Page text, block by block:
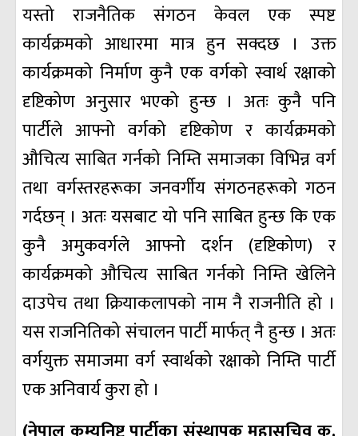
यस्तो राजनैतिक संगठन केवल एक स्पष्ट
कार्यक्रमको आधारमा मात्र हुन सक्दछ । उक्त
कार्यक्रमको निर्माण कुनै एक वर्गको स्वार्थ रक्षाको
दृष्टिकोण अनुसार भएको हुन्छ । अतः कुनै पनि
पार्टीले आफ्नो वर्गको दृष्टिकोण र कार्यक्रमको
औचित्य साबित गर्नको निम्ति समाजका विभिन्न वर्ग
तथा वर्गस्तरहरूका जनवर्गीय संगठनहरूको गठन
गर्दछन् । अतः यसबाट यो पनि साबित हुन्छ कि एक
कुनै अमुकवर्गले आफ्नो दर्शन (दृष्टिकोण) र
कार्यक्रमको औचित्य साबित गर्नको निम्ति खेलिने
दाउपेच तथा क्रियाकलापको नाम नै राजनीति हो ।
यस राजनितिको संचालन पार्टी मार्फत् नै हुन्छ । अतः
वर्गयुक्त समाजमा वर्ग स्वार्थको रक्षाको निम्ति पार्टी
एक अनिवार्य कुरा हो ।